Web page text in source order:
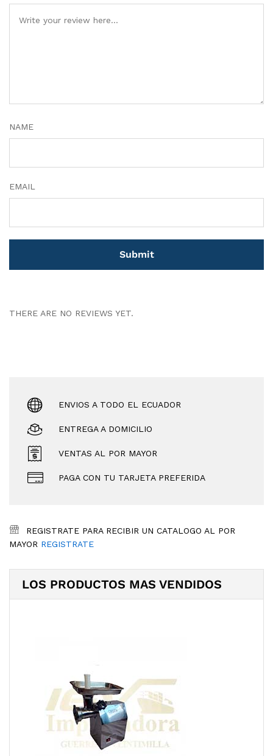
NAME
EMAIL
THERE ARE NO REVIEWS YET.
ENVIOS A TODO EL ECUADOR
ENTREGA A DOMICILIO
VENTAS AL POR MAYOR
PAGA CON TU TARJETA PREFERIDA
REGISTRATE PARA RECIBIR UN CATALOGO AL POR
MAYOR REGISTRATE
LOS PRODUCTOS MAS VENDIDOS